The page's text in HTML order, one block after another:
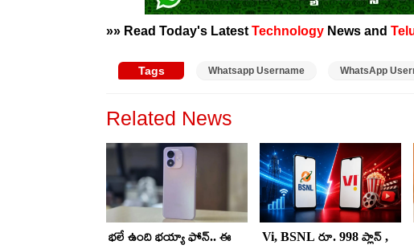
»» Read Today's Latest Technology News and
Tags Whatsapp Username WhatsApp
Related News
భలే ఉంది భయ్యా ఫోన్.. ఈ
Vi, BSNL రూ. 998 ప్లాన్ ,